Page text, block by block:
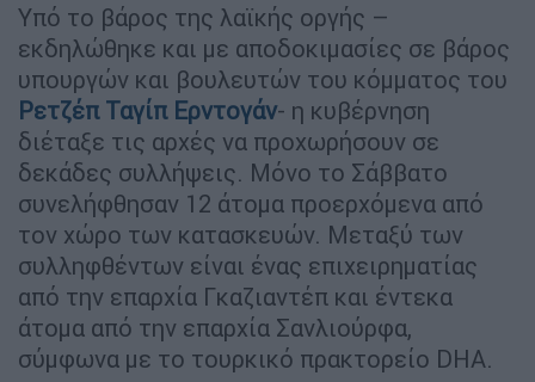
Υπό το βάρος της λαϊκής οργής –
εκδηλώθηκε και με αποδοκιμασίες σε βάρος
υπουργών και βουλευτών του κόμματος του
Ρετζέπ Ταγίπ Ερντογάν- η κυβέρνηση
διέταξε τις αρχές να προχωρήσουν σε
δεκάδες συλλήψεις. Μόνο το Σάββατο
συνελήφθησαν 12 άτομα προερχόμενα από
τον χώρο των κατασκευών. Μεταξύ των
συλληφθέντων είναι ένας επιχειρηματίας
από την επαρχία Γκαζιαντέπ και έντεκα
άτομα από την επαρχία Σανλιούρφα,
σύμφωνα με το τουρκικό πρακτορείο DHA.